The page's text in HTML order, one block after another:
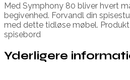
Med Symphony 80 bliver hvert
begivenhed. Forvandl din
med dette tidløse møbel.
spisebord
Yderligere